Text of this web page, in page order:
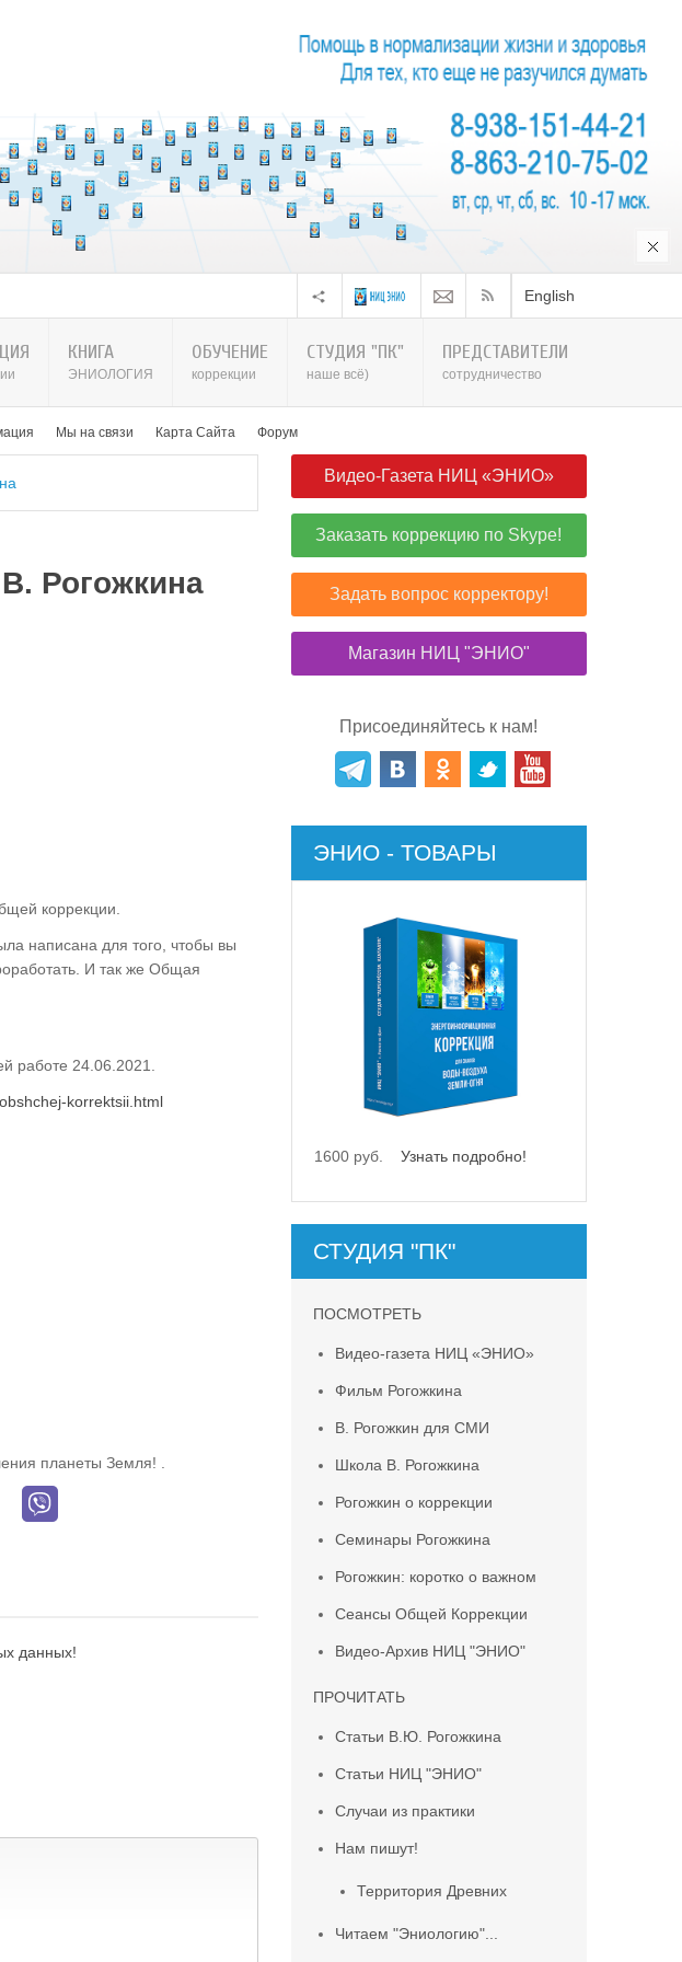
English
КНИГА
ЭНИОЛОГИЯ
ОБУЧЕНИЕ
коррекции
СТУДИЯ "ПК"
наше всё)
ПРЕДСТАВИТЕЛИ
сотрудничество
Мы на связи Карта Сайта Форум
Рогожкина
коррекции.
написана для того, чтобы вы
И так же Общая
работе 24.06.2021.
korrektsii.html
планеты Земля! .
данных!
Видео-Газета НИЦ «ЭНИО»
Заказать коррекцию по Skype!
Задать вопрос корректору!
Магазин НИЦ "ЭНИО"
Присоединяйтесь к нам!
ЭНИО - ТОВАРЫ
1600 руб. Узнать подробно!
СТУДИЯ "ПК"
ПОСМОТРЕТЬ
Видео-газета НИЦ «ЭНИО»
Фильм Рогожкина
В. Рогожкин для СМИ
Школа В. Рогожкина
Рогожкин о коррекции
Семинары Рогожкина
Рогожкин: коротко о важном
Сеансы Общей Коррекции
Видео-Архив НИЦ "ЭНИО"
ПРОЧИТАТЬ
Статьи В.Ю. Рогожкина
Статьи НИЦ "ЭНИО"
Случаи из практики
Нам пишут!
Территория Древних
Читаем "Эниологию"...